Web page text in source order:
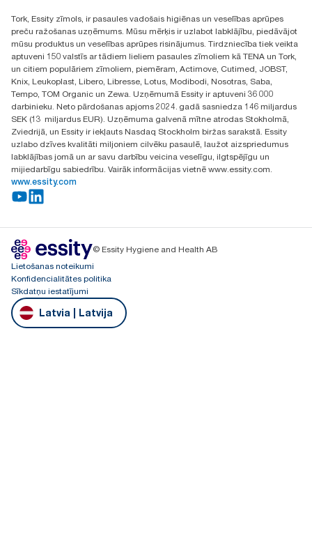
Atrast izplatītāju
Ulbrokas street 19A
Riga, Latvija
LV-1028
Tork, Essity zīmols, ir pasaules vadošais higiēnas un veselības aprūpes
preču ražošanas uzņēmums. Mūsu mērķis ir uzlabot labklājību, piedāvājot
mūsu produktus un veselības aprūpes risinājumus. Tirdzniecība tiek veikta
aptuveni 150 valstīs ar tādiem lieliem pasaules zīmoliem kā TENA un Tork,
un citiem populāriem zīmoliem, piemēram, Actimove, Cutimed, JOBST,
Knix, Leukoplast, Libero, Libresse, Lotus, Modibodi, Nosotras, Saba,
Tempo, TOM Organic un Zewa. Uzņēmumā Essity ir aptuveni 36 000
darbinieku. Neto pārdošanas apjoms 2024. gadā sasniedza 146 miljardus
SEK (13 miljardus EUR). Uzņēmuma galvenā mītne atrodas Stokholmā,
Zviedrijā, un Essity ir iekļauts Nasdaq Stockholm biržas sarakstā. Essity
uzlabo dzīves kvalitāti miljoniem cilvēku pasaulē, laužot aizspriedumus
labklājības jomā un ar savu darbību veicina veselīgu, ilgtspējīgu un
mijiedarbīgu sabiedrību. Vairāk informācijas vietnē www.essity.com.
www.essity.com
© Essity Hygiene and Health AB
Lietošanas noteikumi
Konfidencialitātes politika
Sīkdatņu iestatījumi
Latvia | Latvija